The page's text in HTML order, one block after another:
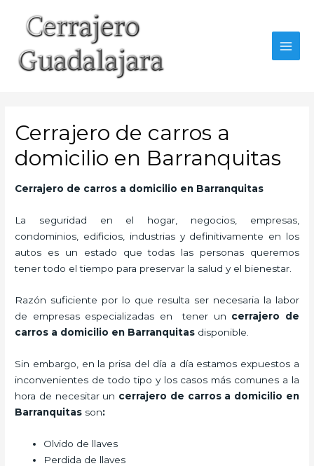
contenido
Cerrajero de carros a
domicilio en Barranquitas
Cerrajero de carros a domicilio en Barranquitas
La seguridad en el hogar, negocios, empresas,
condominios, edificios, industrias y definitivamente en los
autos es un estado que todas las personas queremos
tener todo el tiempo para preservar la salud y el bienestar.
Razón suficiente por lo que resulta ser necesaria la labor
de empresas especializadas en tener un cerrajero de
carros a domicilio en Barranquitas disponible.
Sin embargo, en la prisa del día a día estamos expuestos a
inconvenientes de todo tipo y los casos más comunes a la
hora de necesitar un cerrajero de carros a domicilio en
Barranquitas son:
Olvido de llaves
Perdida de llaves